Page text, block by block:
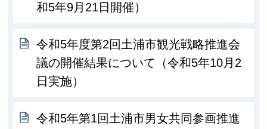
和5年9月21日開催）
令和5年度第2回土浦市観光戦略推進会
議の開催結果について（令和5年10月2
日実施）
令和5年第1回土浦市男女共同参画推進